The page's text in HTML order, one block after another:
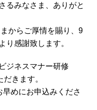
るみなさま、ありがと
からご厚情を賜り、9
り感謝致します。
ジネスマナー研修
きます。
めにお申込みくださ